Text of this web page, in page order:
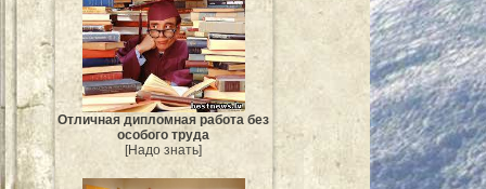
Отличная дипломная работа без
особого труда
[Надо знать]